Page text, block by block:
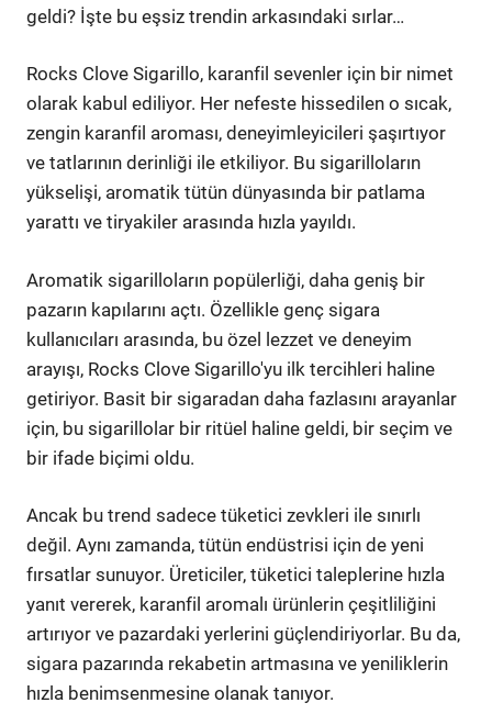
geldi? İşte bu eşsiz trendin arkasındaki sırlar…
Rocks Clove Sigarillo, karanfil sevenler için bir nimet
olarak kabul ediliyor. Her nefeste hissedilen o sıcak,
zengin karanfil aroması, deneyimleyicileri şaşırtıyor
ve tatlarının derinliği ile etkiliyor. Bu sigarilloların
yükselişi, aromatik tütün dünyasında bir patlama
yarattı ve tiryakiler arasında hızla yayıldı.
Aromatik sigarilloların popülerliği, daha geniş bir
pazarın kapılarını açtı. Özellikle genç sigara
kullanıcıları arasında, bu özel lezzet ve deneyim
arayışı, Rocks Clove Sigarillo'yu ilk tercihleri haline
getiriyor. Basit bir sigaradan daha fazlasını arayanlar
için, bu sigarillolar bir ritüel haline geldi, bir seçim ve
bir ifade biçimi oldu.
Ancak bu trend sadece tüketici zevkleri ile sınırlı
değil. Aynı zamanda, tütün endüstrisi için de yeni
fırsatlar sunuyor. Üreticiler, tüketici taleplerine hızla
yanıt vererek, karanfil aromalı ürünlerin çeşitliliğini
artırıyor ve pazardaki yerlerini güçlendiriyorlar. Bu da,
sigara pazarında rekabetin artmasına ve yeniliklerin
hızla benimsenmesine olanak tanıyor.